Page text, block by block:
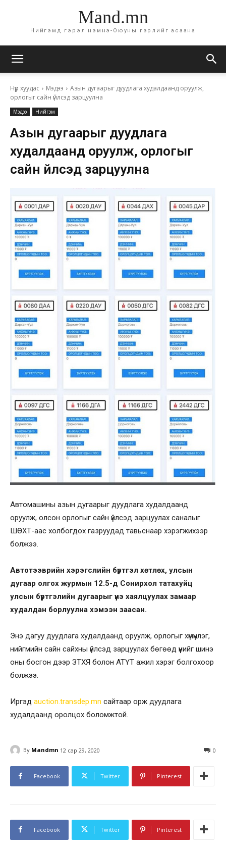
Mand.mn
Нийгэмд гэрэл нэмнэ-Оюуны гэрлийг асаана
Нүүр хуудас Мэдээ
Азын дугаарыг дуудлага худалдаанд оруулж,
орлогыг сайн үйлсэд зарцуулна
Мэдээ Нийгэм
Азын дугаарыг дуудлага
худалдаанд оруулж, орлогыг
сайн үйлсэд зарцуулна
Автомашины азын дугаарыг дуудлага худалдаанд
оруулж, олсон орлогыг сайн үйлсэд зарцуулах саналыг
ШӨХТ-аас холбогдох газруудад тавьснаар хэрэгжихээр
болжээ.
Автотээврийн хэрэгслийн бүртгэл хөтлөх, улсын
дугаар олгох журмын 12.5-д Сонирхол татахуйц
улсын бүртгэлийн дугаарыг үнэ хаялцуулах замаар
худалдан борлуулна хэмээн заасан.
Энэ дагуу дуудлага худалдаанд оруулж, орлогыг хүмүүнлэг,
нийгмийн сайн сайхны үйлсэд зарцуулах бөгөөд үүнийг шинэ
оны босгон дээр ЗТХЯ болон АТҮТ ажил хэрэг болгохоор
болжээ.
Иргэд auction.transdep.mn сайтаар орж дуудлага
худалдаанд оролцох боломжтой.
By Mandmn 12 сар 29, 2020 0
Facebook Twitter Pinterest
Facebook Twitter Pinterest